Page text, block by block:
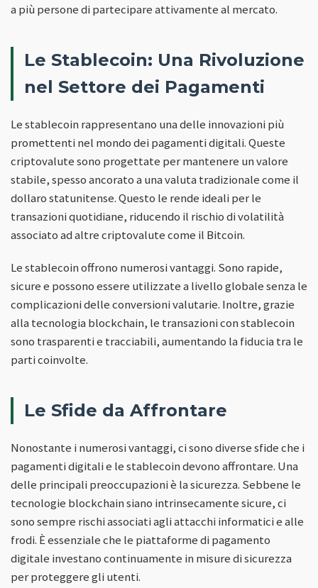
a più persone di partecipare attivamente al mercato.
Le Stablecoin: Una Rivoluzione
nel Settore dei Pagamenti
Le stablecoin rappresentano una delle innovazioni più
promettenti nel mondo dei pagamenti digitali. Queste
criptovalute sono progettate per mantenere un valore
stabile, spesso ancorato a una valuta tradizionale come il
dollaro statunitense. Questo le rende ideali per le
transazioni quotidiane, riducendo il rischio di volatilità
associato ad altre criptovalute come il Bitcoin.
Le stablecoin offrono numerosi vantaggi. Sono rapide,
sicure e possono essere utilizzate a livello globale senza le
complicazioni delle conversioni valutarie. Inoltre, grazie
alla tecnologia blockchain, le transazioni con stablecoin
sono trasparenti e tracciabili, aumentando la fiducia tra le
parti coinvolte.
Le Sfide da Affrontare
Nonostante i numerosi vantaggi, ci sono diverse sfide che i
pagamenti digitali e le stablecoin devono affrontare. Una
delle principali preoccupazioni è la sicurezza. Sebbene le
tecnologie blockchain siano intrinsecamente sicure, ci
sono sempre rischi associati agli attacchi informatici e alle
frodi. È essenziale che le piattaforme di pagamento
digitale investano continuamente in misure di sicurezza
per proteggere gli utenti.